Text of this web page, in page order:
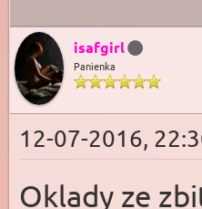
isafgirl
Panienka
12-07-2016,
Oklady ze